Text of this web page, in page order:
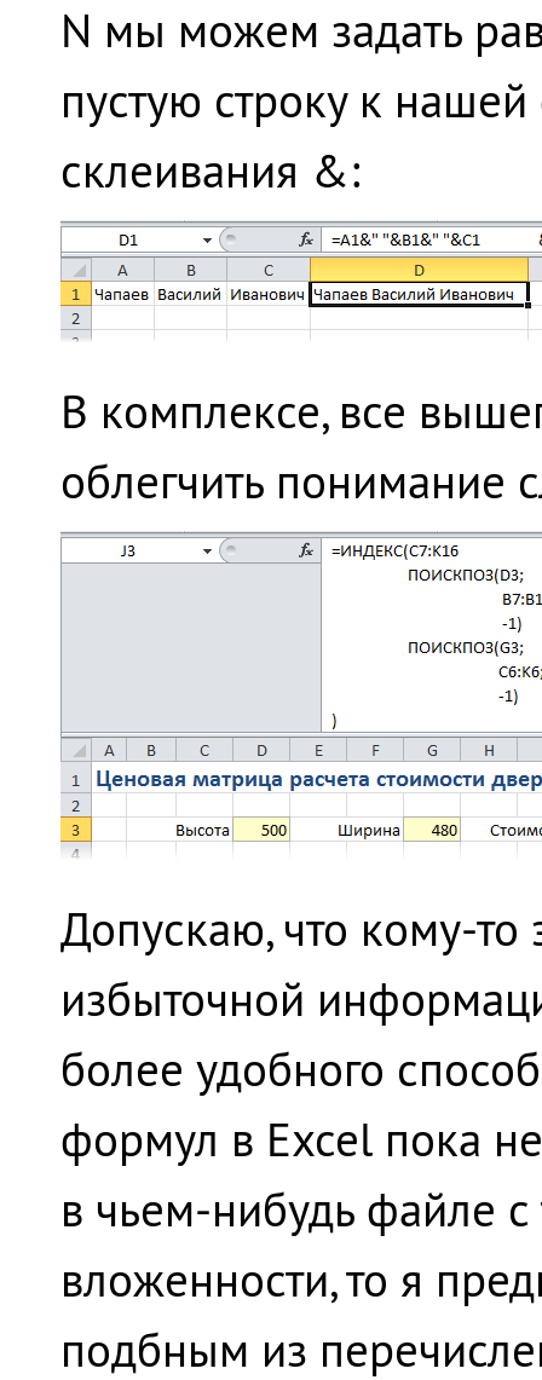
N мы можем задать
пустую строку к
склеивания &:
В комплексе, все
облегчить понимание
Допускаю, что кому-
избыточной
более удобного
формул в Excel пока
в чьем-нибудь файле
вложенности, то я
подбным из